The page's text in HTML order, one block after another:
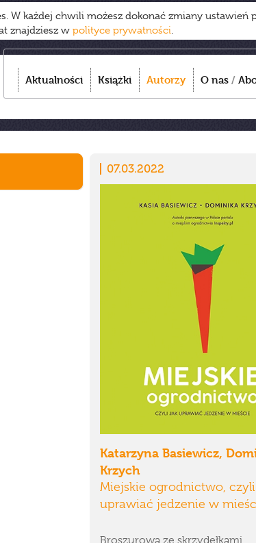
W każdej chwili możesz dokonać zmiany ustawień
znajdziesz w polityce prywatności.
Aktualności Książki Autorzy O nas /
07.03.2022
Katarzyna Basiewicz,
Krzych
Miejskie ogrodnictwo,
uprawiać jedzenie w
Broszurowa ze skrzydełkami